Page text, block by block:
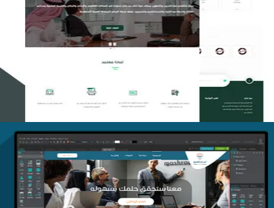
تصميم منصة معتمد للتدريب
التفاصيل
منصة أفق للتدريب